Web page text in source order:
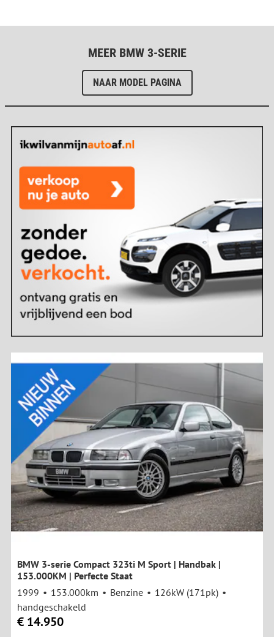
MEER BMW 3-SERIE
NAAR MODEL PAGINA
BMW 3-serie Compact 323ti M Sport | Handbak |
153.000KM | Perfecte Staat
1999
153.000km Benzine
126kW (171pk)
handgeschakeld
€ 14.950